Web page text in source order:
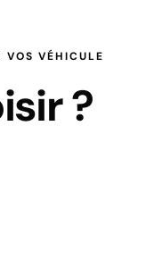
VOS VÉHICULE
?